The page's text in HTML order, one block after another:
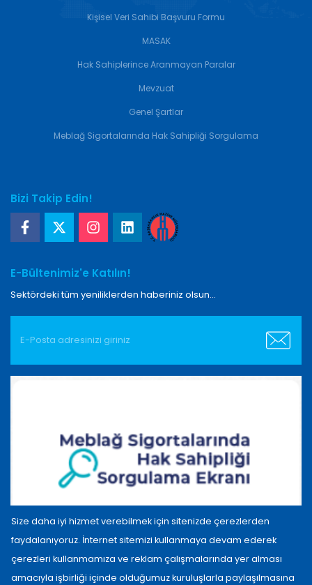
Kişisel Veri Sahibi Başvuru Formu
MASAK
Hak Sahiplerince Aranmayan Paralar
Mevzuat
Genel Şartlar
Meblağ Sigortalarında Hak Sahipliği Sorgulama
Bizi Takip Edin!
E-Bültenimiz'e Katılın!
Sektördeki tüm yeniliklerden haberiniz olsun...
Copyright © 2022 Orient Sigorta A.Ş.
Size daha iyi hizmet verebilmek için sitenizde çerezlerden
faydalanıyoruz. İnternet sitemizi kullanmaya devam ederek
çerezleri kullanmamıza ve reklam çalışmalarında yer alması
amacıyla işbirliği içinde olduğumuz kuruluşlarla paylaşılmasına